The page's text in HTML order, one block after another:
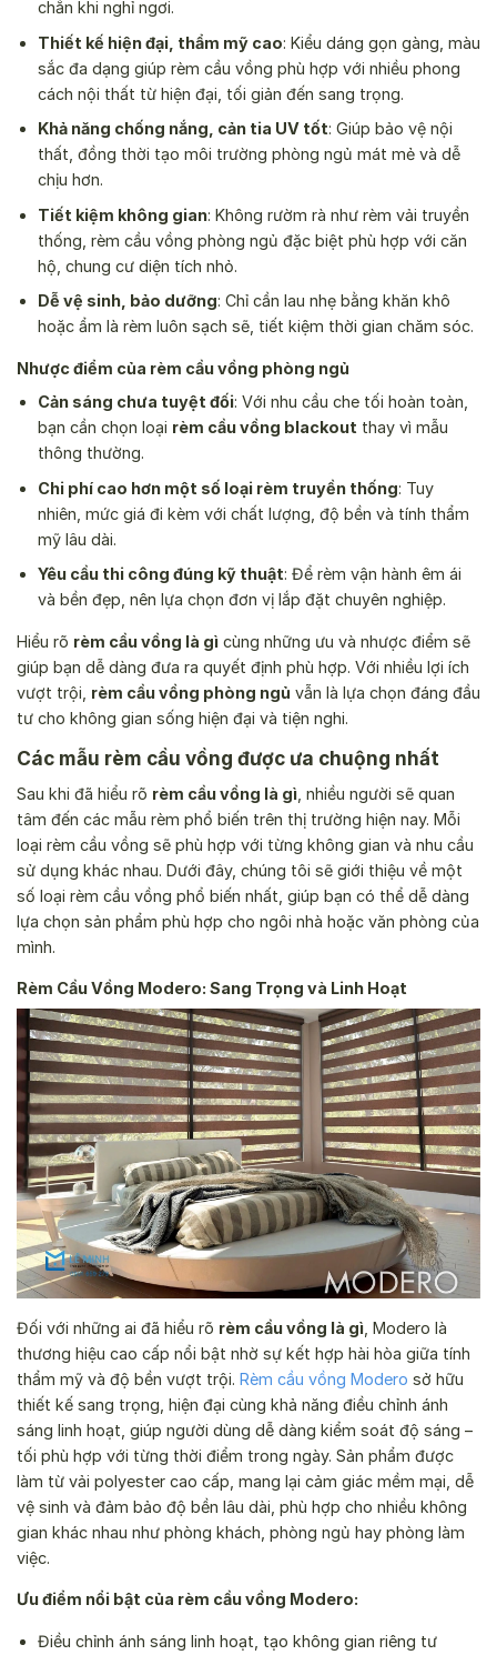
chắn khi nghỉ ngơi.
Thiết kế hiện đại, thẩm mỹ cao: Kiểu dáng gọn gàng, màu
sắc đa dạng giúp rèm cầu vồng phù hợp với nhiều phong
cách nội thất từ hiện đại, tối giản đến sang trọng.
Khả năng chống nắng, cản tia UV tốt: Giúp bảo vệ nội
thất, đồng thời tạo môi trường phòng ngủ mát mẻ và dễ
chịu hơn.
Tiết kiệm không gian: Không rườm rà như rèm vải truyền
thống, rèm cầu vồng phòng ngủ đặc biệt phù hợp với căn
hộ, chung cư diện tích nhỏ.
Dễ vệ sinh, bảo dưỡng: Chỉ cần lau nhẹ bằng khăn khô
hoặc ẩm là rèm luôn sạch sẽ, tiết kiệm thời gian chăm sóc.
Nhược điểm của rèm cầu vồng phòng ngủ
Cản sáng chưa tuyệt đối: Với nhu cầu che tối hoàn toàn,
bạn cần chọn loại rèm cầu vồng blackout thay vì mẫu
thông thường.
Chi phí cao hơn một số loại rèm truyền thống: Tuy
nhiên, mức giá đi kèm với chất lượng, độ bền và tính thẩm
mỹ lâu dài.
Yêu cầu thi công đúng kỹ thuật: Để rèm vận hành êm ái
và bền đẹp, nên lựa chọn đơn vị lắp đặt chuyên nghiệp.
Hiểu rõ rèm cầu vồng là gì cùng những ưu và nhược điểm sẽ
giúp bạn dễ dàng đưa ra quyết định phù hợp. Với nhiều lợi ích
vượt trội, rèm cầu vồng phòng ngủ vẫn là lựa chọn đáng đầu
tư cho không gian sống hiện đại và tiện nghi.
Các mẫu rèm cầu vồng được ưa chuộng nhất
Sau khi đã hiểu rõ rèm cầu vồng là gì , nhiều người sẽ quan
tâm đến các mẫu rèm phổ biến trên thị trường hiện nay. Mỗi
loại rèm cầu vồng sẽ phù hợp với từng không gian và nhu cầu
sử dụng khác nhau. Dưới đây, chúng tôi sẽ giới thiệu về một
số loại rèm cầu vồng phổ biến nhất, giúp bạn có thể dễ dàng
lựa chọn sản phẩm phù hợp cho ngôi nhà hoặc văn phòng của
mình.
Rèm Cầu Vồng Modero: Sang Trọng và Linh Hoạt
Đối với những ai đã hiểu rõ rèm cầu vồng là gì , Modero là
thương hiệu cao cấp nổi bật nhờ sự kết hợp hài hòa giữa tính
thẩm mỹ và độ bền vượt trội. Rèm cầu vồng Modero sở hữu
thiết kế sang trọng, hiện đại cùng khả năng điều chỉnh ánh
sáng linh hoạt, giúp người dùng dễ dàng kiểm soát độ sáng –
tối phù hợp với từng thời điểm trong ngày. Sản phẩm được
làm từ vải polyester cao cấp, mang lại cảm giác mềm mại, dễ
vệ sinh và đảm bảo độ bền lâu dài, phù hợp cho nhiều không
gian khác nhau như phòng khách, phòng ngủ hay phòng làm
việc.
Ưu điểm nổi bật của rèm cầu vồng Modero:
Điều chỉnh ánh sáng linh hoạt, tạo không gian riêng tư